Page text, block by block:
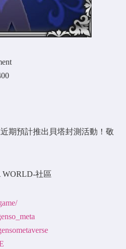
期預計推出貝塔封測活動！敬
社區